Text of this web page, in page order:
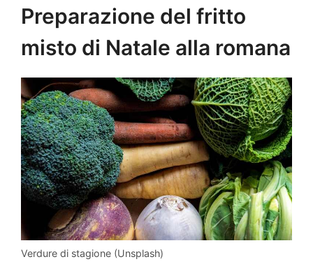
Preparazione del fritto
misto di Natale alla romana
Verdure di stagione (Unsplash)